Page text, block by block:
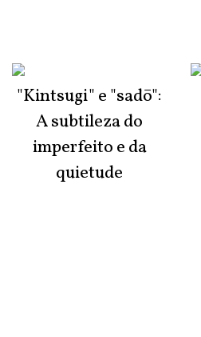
"Kintsugi" e "sadō":
A subtileza do
imperfeito e da
quietude